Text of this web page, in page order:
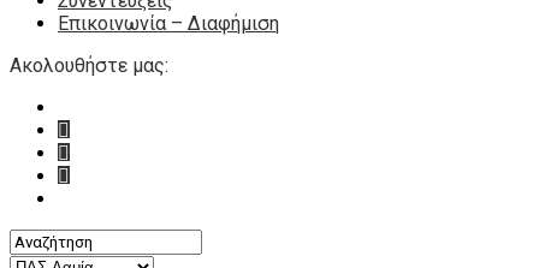
Επικοινωνία – Διαφήμιση
Ακολουθήστε μας: